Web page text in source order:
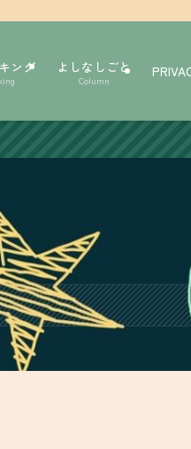
ング よしなしごと
Column